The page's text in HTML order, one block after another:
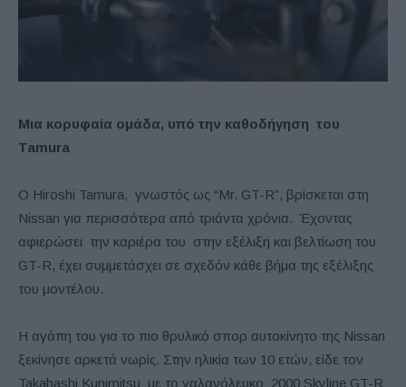
Μια κορυφαία ομάδα, υπό την καθοδήγηση του
Tamura
Ο Hiroshi Tamura, γνωστός ως “Mr. GT-R”, βρίσκεται στη
Nissan για περισσότερα από τριάντα χρόνια. Έχοντας
αφιερώσει την καριέρα του στην εξέλιξη και βελτίωση του
GT-R, έχει συμμετάσχει σε σχεδόν κάθε βήμα της εξέλιξης
του μοντέλου.
Η αγάπη του για το πιο θρυλικό σπορ αυτοκίνητο της Nissan
ξεκίνησε αρκετά νωρίς. Στην ηλικία των 10 ετών, είδε τον
Takahashi Kunimitsu με το γαλανόλευκο 2000 Skyline GT-R